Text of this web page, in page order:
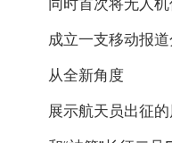
同时首次将无人
成立一支移动报道
从全新角度
展示航天员出征